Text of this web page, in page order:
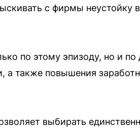
с фирмы неустойку
по этому эпизоду, но и
а также повышения
выбирать